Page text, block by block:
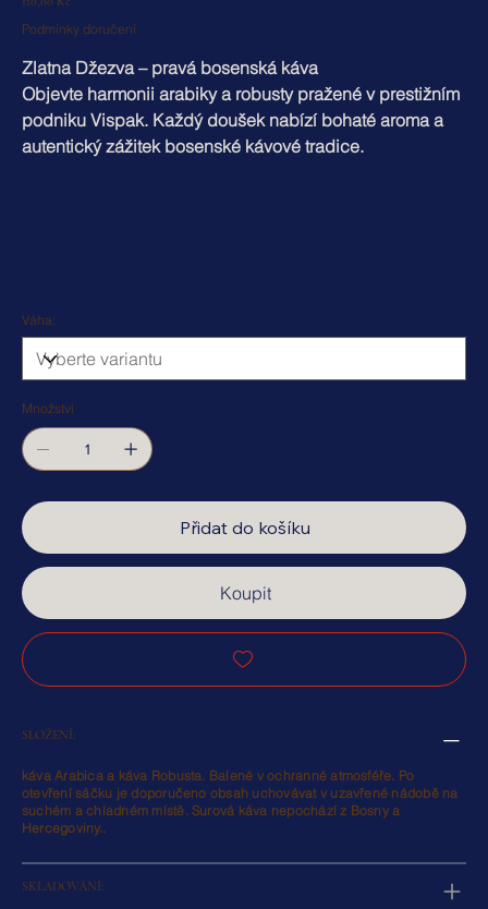
Podmínky doručení
Zlatna Džezva – pravá bosenská káva
Objevte harmonii arabiky a robusty pražené v prestižním
podniku Vispak. Každý doušek nabízí bohaté aroma a
autentický zážitek bosenské kávové tradice.
Váha:
Množství
Přidat do košíku
Koupit
SLOŽENÍ:
káva Arabica a káva Robusta. Balené v ochranné atmosféře. Po
otevření sáčku je doporučeno obsah uchovávat v uzavřené nádobě na
suchém a chladném místě. Surová káva nepochází z Bosny a
Hercegoviny..
SKLADOVÁNÍ: